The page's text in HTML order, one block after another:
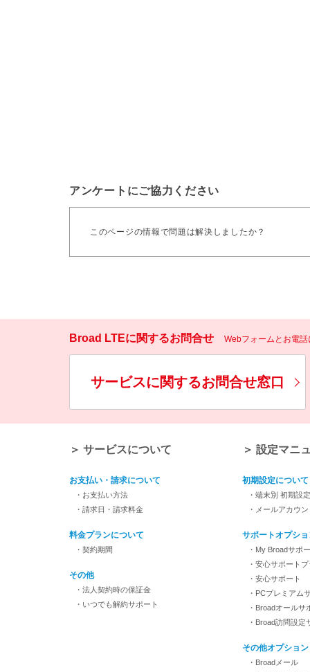
アンケートにご協力ください
このページの情報で問題は解決しましたか？
Broad LTEに関するお問合せ Webフォームとお電
サービスに関するお問合せ窓口
＞ サービスについて
お支払い・請求について
・お支払い方法
・請求日・請求料金
料金プランについて
・契約期間
その他
・法人契約時の保証金
・いつでも解約サポート
＞ 設定マニ
初期設定について
・端末別 初期設定
・メールアカウ
サポートオプシ
・My Broadサポ
・安心サポート
・安心サポート
・PCプレミアム
・Broadオールサ
・Broad訪問設定
その他オプション
・Broadメール